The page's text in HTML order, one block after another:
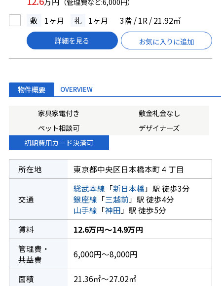
敷 1ヶ月 礼 1ヶ月 3階 / 1R / 21.92㎡
詳細を見る お気に入りに追加
物件概要 OVERVIEW
家具家電付き
敷金礼金なし
ペット相談可
デザイナーズ
初期費用カード決済可
所在地 東京都中央区日本橋本町４丁目
交通
総武本線 「新日本橋 」駅 徒歩3分
銀座線 「三越前 」駅 徒歩4分
山手線 「神田 」駅 徒歩5分
賃料
12.6万円～14.9万円
管理費・
共益費
6,000円～8,000円
面積
21.36㎡～27.02㎡